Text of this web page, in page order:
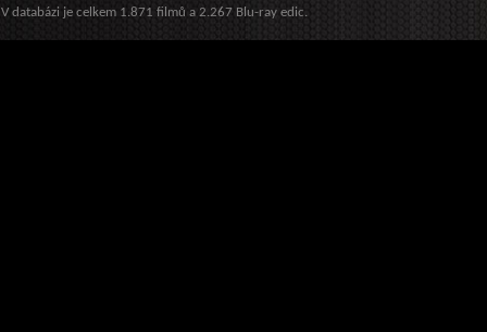
V databázi je celkem 1.871 filmů a 2.267 Blu-ray edic.